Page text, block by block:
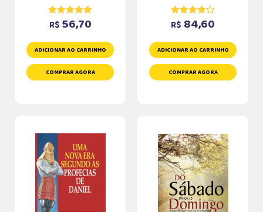
R$ 56,70
ADICIONAR AO CARRINHO
COMPRAR AGORA
R$ 84,60
ADICIONAR AO CARRINHO
COMPRAR AGORA